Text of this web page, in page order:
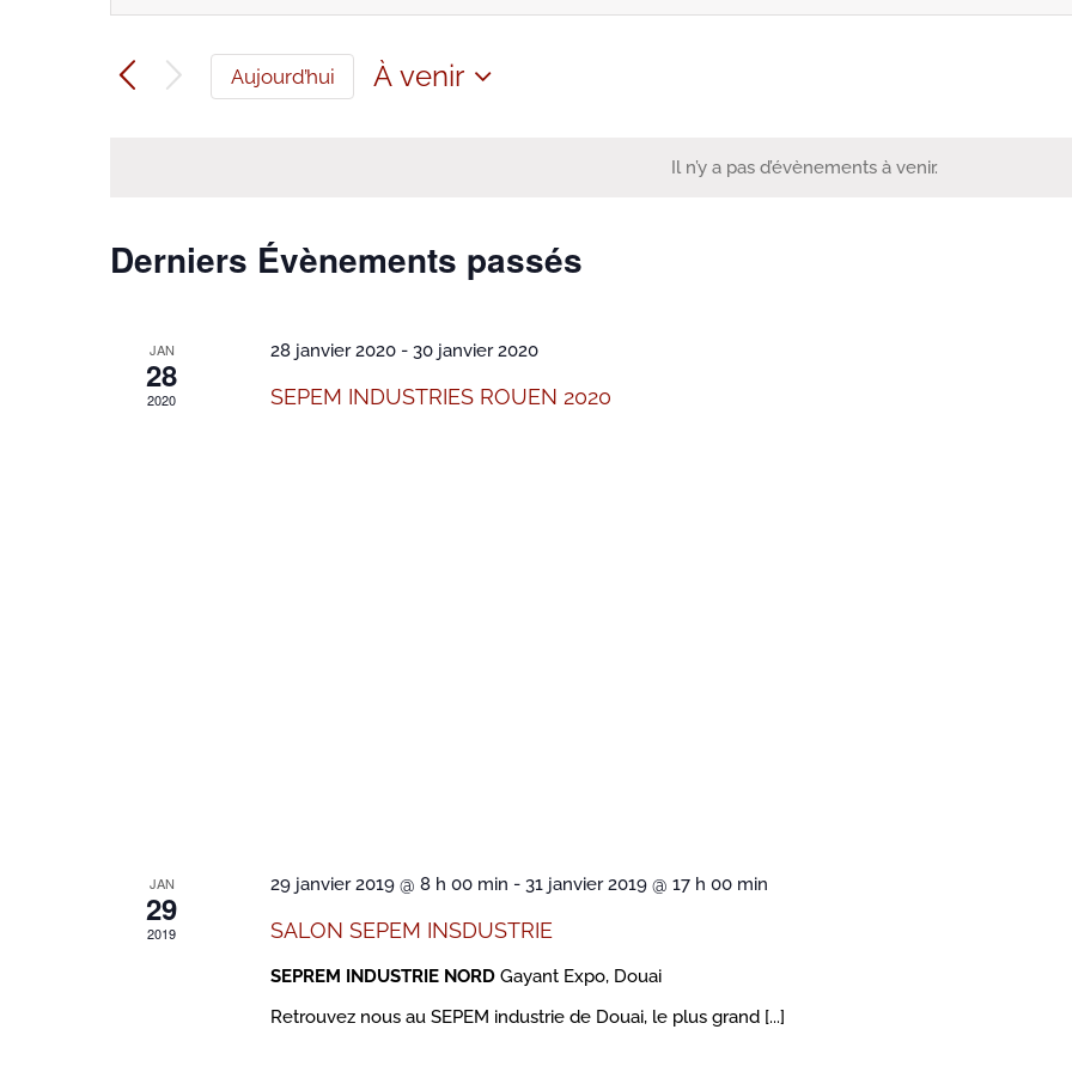
Il n’y a pas d’évènements à venir.
et
navigation
de
Évènements
par
Aujourd’hui
À venir
Derniers Évènements passés
JAN
28
2020
28 janvier 2020 -30 janvier 2020
SEPEM INDUSTRIES ROUEN 2020
JAN
29
2019
29 janvier 2019 @ 8 h 00 min -31 janvier 2019 @ 17 h 00 min
SALON SEPEM INSDUSTRIE
SEPREM INDUSTRIE NORDGayant Expo, Douai
Retrouvez nous au SEPEM industrie de Douai, le plus grand [...]